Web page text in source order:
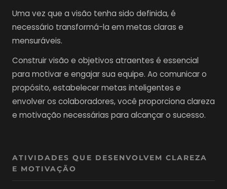
Uma vez que a visão tenha sido definida, é
necessário transformá-la em metas claras e
mensuráveis.
Construir visão e objetivos atraentes é essencial
para motivar e engajar sua equipe. Ao comunicar o
propósito, estabelecer metas inteligentes e
envolver os colaboradores, você proporciona clareza
e motivação necessárias para alcançar o sucesso.
ATIVIDADES QUE DESENVOLVEM CLAREZA
E MOTIVAÇÃO